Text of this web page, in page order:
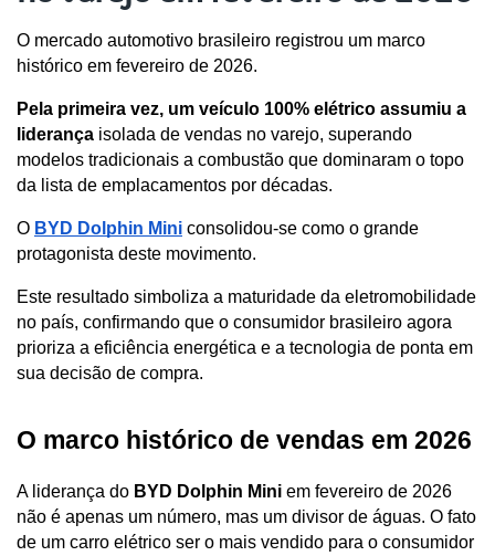
O mercado automotivo brasileiro registrou um marco
histórico em fevereiro de 2026.
Pela primeira vez, um veículo 100% elétrico assumiu a
liderança isolada de vendas no varejo, superando
modelos tradicionais a combustão que dominaram o topo
da lista de emplacamentos por décadas.
O BYD Dolphin Mini consolidou-se como o grande
protagonista deste movimento.
Este resultado simboliza a maturidade da eletromobilidade
no país, confirmando que o consumidor brasileiro agora
prioriza a eficiência energética e a tecnologia de ponta em
sua decisão de compra.
O marco histórico de vendas em 2026
A liderança do BYD Dolphin Mini em fevereiro de 2026
não é apenas um número, mas um divisor de águas. O fato
de um carro elétrico ser o mais vendido para o consumidor